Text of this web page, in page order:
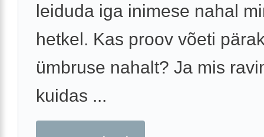
leiduda iga inimese nahal
hetkel. Kas proov võeti
ümbruse nahalt? Ja mis
kuidas ...